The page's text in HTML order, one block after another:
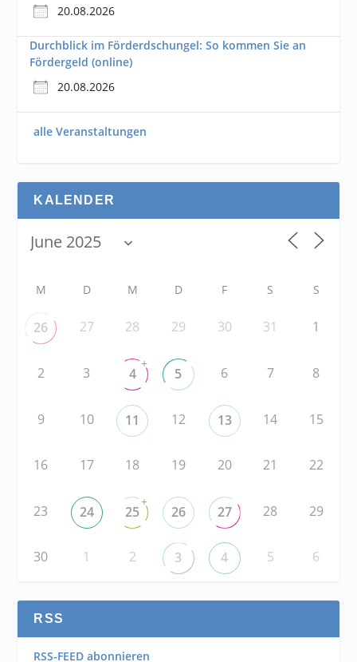
20.08.2026
Durchblick im Förderdschungel: So kommen Sie an
Fördergeld (online)
20.08.2026
alle Veranstaltungen
KALENDER
M D M D F S S
26 27 28 29 30 31 1
2 3 4
+
5 6 7 8
9 10 11 12 13 14 15
16 17 18 19 20 21 22
23 24 25
+
26 27 28 29
30 1 2 3 4 5 6
RSS
RSS-FEED abonnieren